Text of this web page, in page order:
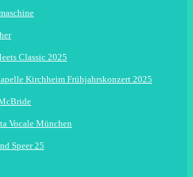
Classic 2025
Kirchheim Frühjahrskonzert 2025
Vocale München
Speer 25